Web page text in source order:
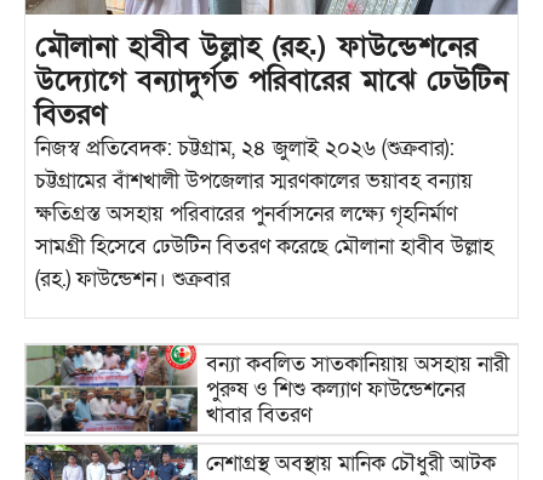
মৌলানা হাবীব উল্লাহ (রহ.) ফাউন্ডেশনের
উদ্যোগে বন্যাদুর্গত পরিবারের মাঝে ঢেউটিন
বিতরণ
নিজস্ব প্রতিবেদক: চট্টগ্রাম, ২৪ জুলাই ২০২৬ (শুক্রবার):
চট্টগ্রামের বাঁশখালী উপজেলার স্মরণকালের ভয়াবহ বন্যায়
ক্ষতিগ্রস্ত অসহায় পরিবারের পুনর্বাসনের লক্ষ্যে গৃহনির্মাণ
সামগ্রী হিসেবে ঢেউটিন বিতরণ করেছে মৌলানা হাবীব উল্লাহ
(রহ.) ফাউন্ডেশন। শুক্রবার
বন্যা কবলিত সাতকানিয়ায় অসহায় নারী
পুরুষ ও শিশু কল্যাণ ফাউন্ডেশনের
খাবার বিতরণ
নেশাগ্রস্থ অবস্থায় মানিক চৌধুরী আটক